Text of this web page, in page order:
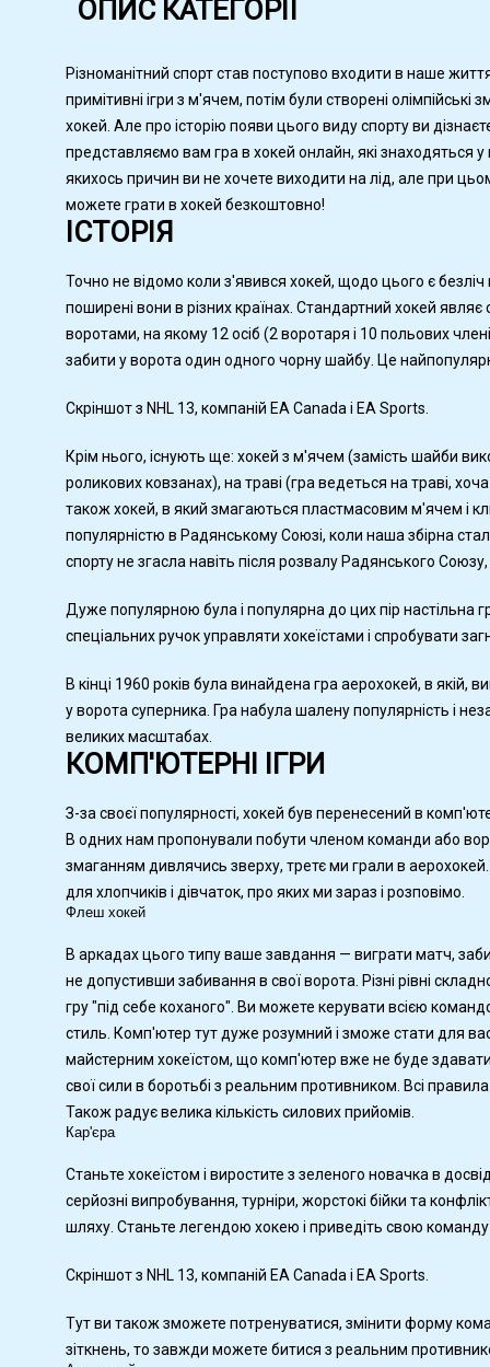
ОПИС КАТЕГОРІЇ
Різноманітний спорт став поступово входити в наше
примітивні ігри з м'ячем, потім були створені
хокей. Але про історію появи цього виду спорту ви
представляємо вам гра в хокей онлайн, які знаходяться
якихось причин ви не хочете виходити на лід, але при
можете грати в хокей безкоштовно!
ІСТОРІЯ
Точно не відомо коли з'явився хокей, щодо цього є безліч
поширені вони в різних країнах. Стандартний хокей
воротами, на якому 12 осіб (2 воротаря і 10 польових
забити у ворота один одного чорну шайбу. Це
Скріншот з NHL 13, компаній EA Canada і EA Sports.
Крім нього, існують ще: хокей з м'ячем (замість шайби
роликових ковзанах), на траві (гра ведеться на траві,
також хокей, в який змагаються пластмасовим м'ячем і
популярністю в Радянському Союзі, коли наша збірна
спорту не згасла навіть після розвалу Радянського
Дуже популярною була і популярна до цих пір настільна
спеціальних ручок управляти хокеїстами і спробувати
В кінці 1960 років була винайдена гра аерохокей, в якій,
у ворота суперника. Гра набула шалену популярність і
великих масштабах.
КОМП'ЮТЕРНІ ІГРИ
З-за своєї популярності, хокей був перенесений в
В одних нам пропонували побути членом команди або
змаганням дивлячись зверху, третє ми грали в
для хлопчиків і дівчаток, про яких ми зараз і розповімо.
Флеш хокей
В аркадах цього типу ваше завдання — виграти матч,
не допустивши забивання в свої ворота. Різні рівні
гру "під себе коханого". Ви можете керувати всією
стиль. Комп'ютер тут дуже розумний і зможе стати для
майстерним хокеїстом, що комп'ютер вже не буде
свої сили в боротьбі з реальним противником. Всі
Також радує велика кількість силових прийомів.
Кар'єра
Станьте хокеїстом і виростите з зеленого новачка в
серйозні випробування, турніри, жорстокі бійки та
шляху. Станьте легендою хокею і приведіть свою
Скріншот з NHL 13, компаній EA Canada і EA Sports.
Тут ви також зможете потренуватися, змінити форму
зіткнень, то завжди можете битися з реальним